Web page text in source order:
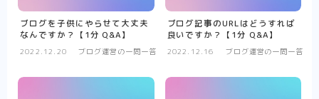
ブログを子供にやらせて大丈夫
なんですか？【1分 Q&A】
2022.12.20 ブログ運営の一問一答
ブログ記事のURLはどうすれば
良いですか？【1分 Q&A】
2022.12.16 ブログ運営の一問一答